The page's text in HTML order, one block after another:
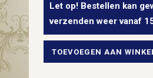
Let op! Bestellen kan
verzenden weer vanaf
Antieke
TOEVOEGEN AAN